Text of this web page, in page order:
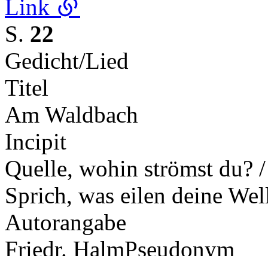
Link
S. 22
Gedicht/Lied
Titel
Am Waldbach
Incipit
Quelle, wohin strömst du?
Sprich, was eilen deine
Autorangabe
Friedr. HalmPseudonym